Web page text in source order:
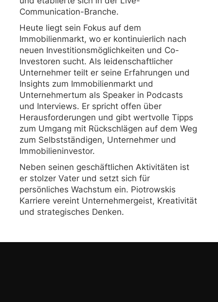
Communication-Branche.
Heute liegt sein Fokus auf dem
Immobilienmarkt, wo er kontinuierlich nach
neuen Investitionsmöglichkeiten und Co-
Investoren sucht. Als leidenschaftlicher
Unternehmer teilt er seine Erfahrungen und
Insights zum Immobilienmarkt und
Unternehmertum als Speaker in Podcasts
und Interviews. Er spricht offen über
Herausforderungen und gibt wertvolle Tipps
zum Umgang mit Rückschlägen auf dem Weg
zum Selbstständigen, Unternehmer und
Immobilieninvestor.
Neben seinen geschäftlichen Aktivitäten ist
er stolzer Vater und setzt sich für
persönliches Wachstum ein. Piotrowskis
Karriere vereint Unternehmergeist, Kreativität
und strategisches Denken.